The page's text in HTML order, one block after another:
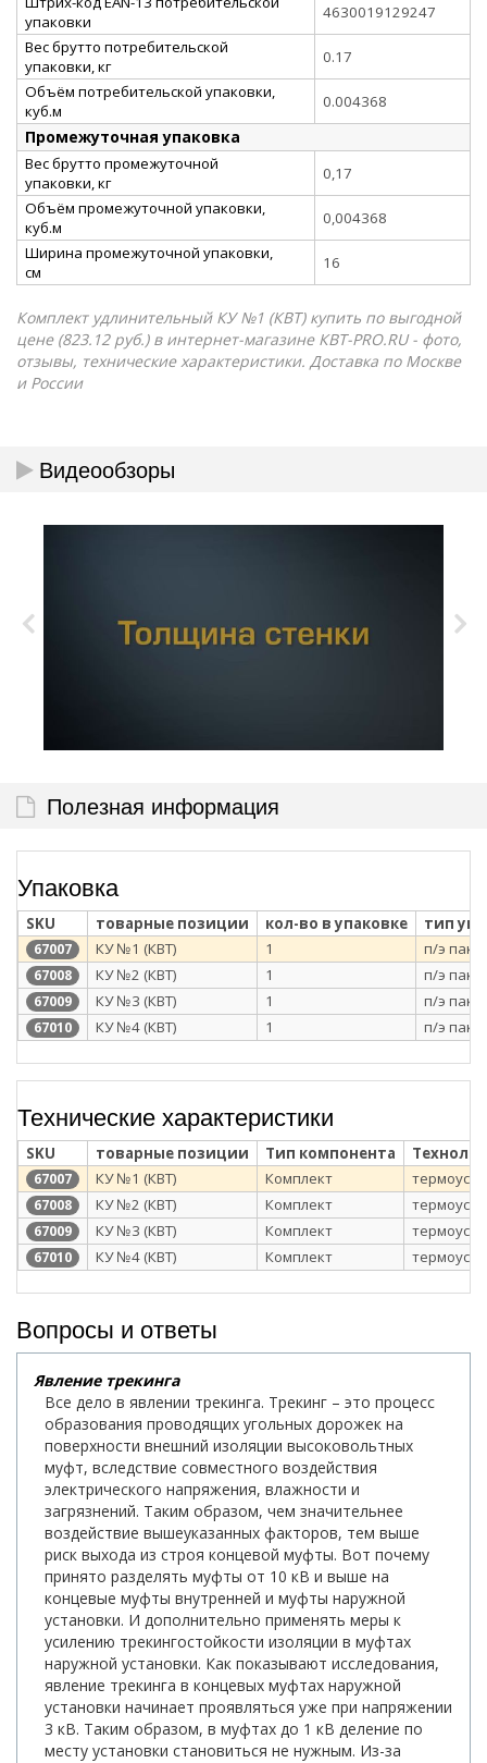
упаковки
4630019129247
Вес брутто потребительской
упаковки, кг
0.17
Объём потребительской упаковки,
куб.м
0.004368
Промежуточная упаковка
Вес брутто промежуточной
упаковки, кг
0,17
Объём промежуточной упаковки,
куб.м
0,004368
Ширина промежуточной упаковки,
см
16
Комплект удлинительный КУ №1 (КВТ) купить по выгодной
цене (823.12 руб.) в интернет-магазине КВТ-PRO.RU - фото,
отзывы, технические характеристики. Доставка по Москве
и России
Видеообзоры
Полезная информация
Упаковка
SKU товарные позиции кол-во в упаковке тип
67007 КУ №1 (КВТ) 1 п/э
67008 КУ №2 (КВТ) 1 п/э
67009 КУ №3 (КВТ) 1 п/э
67010 КУ №4 (КВТ) 1 п/э
Технические характеристики
SKU товарные позиции Тип компонента
67007 КУ №1 (КВТ) Комплект
67008 КУ №2 (КВТ) Комплект
67009 КУ №3 (КВТ) Комплект
67010 КУ №4 (КВТ) Комплект
Вопросы и ответы
Явление трекинга
Все дело в явлении трекинга. Трекинг – это процесс
образования проводящих угольных дорожек на
поверхности внешний изоляции высоковольтных
муфт, вследствие совместного воздействия
электрического напряжения, влажности и
загрязнений. Таким образом, чем значительнее
воздействие вышеуказанных факторов, тем выше
риск выхода из строя концевой муфты. Вот почему
принято разделять муфты от 10 кВ и выше на
концевые муфты внутренней и муфты наружной
установки. И дополнительно применять меры к
усилению трекингостойкости изоляции в муфтах
наружной установки. Как показывают исследования,
явление трекинга в концевых муфтах наружной
установки начинает проявляться уже при напряжении
3 кВ. Таким образом, в муфтах до 1 кВ деление по
месту установки становиться не нужным. Из-за